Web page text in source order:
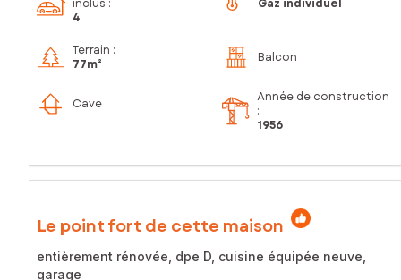
inclus :
4
Gaz individuel
Terrain :
77m²
Balcon
Cave
Année de construction
:
1956
Le point fort de cette maison
entièrement rénovée, dpe D, cuisine équipée neuve,
garage